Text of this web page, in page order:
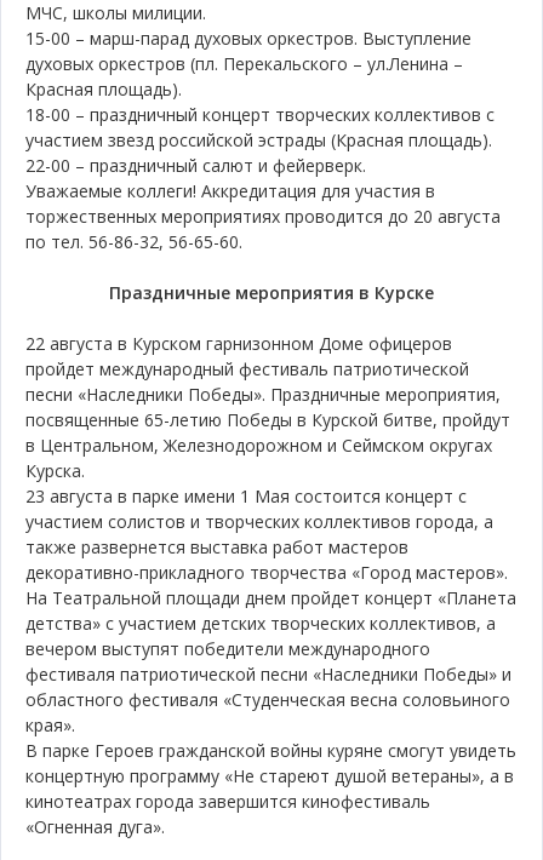
МЧС, школы милиции.
15-00 – марш-парад духовых оркестров. Выступление
духовых оркестров (пл. Перекальского – ул.Ленина –
Красная площадь).
18-00 – праздничный концерт творческих коллективов с
участием звезд российской эстрады (Красная площадь).
22-00 – праздничный салют и фейерверк.
Уважаемые коллеги! Аккредитация для участия в
торжественных мероприятиях проводится до 20 августа
по тел. 56-86-32, 56-65-60.
Праздничные мероприятия в Курске
22 августа в Курском гарнизонном Доме офицеров
пройдет международный фестиваль патриотической
песни «Наследники Победы». Праздничные мероприятия,
посвященные 65-летию Победы в Курской битве, пройдут
в Центральном, Железнодорожном и Сеймском округах
Курска.
23 августа в парке имени 1 Мая состоится концерт с
участием солистов и творческих коллективов города, а
также развернется выставка работ мастеров
декоративно-прикладного творчества «Город мастеров».
На Театральной площади днем пройдет концерт «Планета
детства» с участием детских творческих коллективов, а
вечером выступят победители международного
фестиваля патриотической песни «Наследники Победы» и
областного фестиваля «Студенческая весна соловьиного
края».
В парке Героев гражданской войны куряне смогут увидеть
концертную программу «Не стареют душой ветераны», а в
кинотеатрах города завершится кинофестиваль
«Огненная дуга».